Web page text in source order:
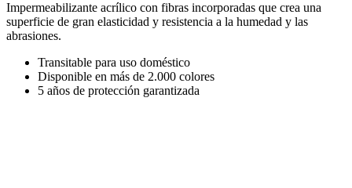
Impermeabilizante acrílico con fibras incorporadas que crea una
superficie de gran elasticidad y resistencia a la humedad y las
abrasiones.
Transitable para uso doméstico
Disponible en más de 2.000 colores
5 años de protección garantizada